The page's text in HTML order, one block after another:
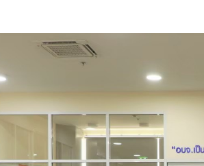
ระเมินคุณธรรมและความโปร่งใสในการ
วามรู้ (KM)
ละกฎหมาย